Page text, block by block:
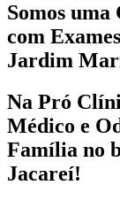
Somos
com
Jardim
Na Pró
Médico e
Família no
Jacareí!